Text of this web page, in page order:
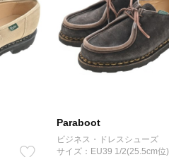
Paraboot
ビジネス・ドレスシューズ
サイズ：EU39 1/2(25.5cm位)